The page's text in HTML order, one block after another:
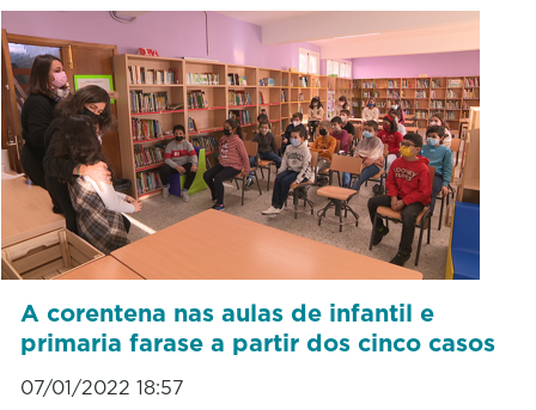
A corentena nas aulas de infantil e
primaria farase a partir dos cinco casos
07/01/2022 18:57